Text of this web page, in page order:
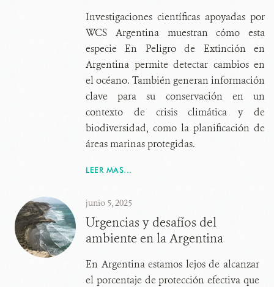
Investigaciones científicas apoyadas por
WCS Argentina muestran cómo esta
especie En Peligro de Extinción en
Argentina permite detectar cambios en
el océano. También generan información
clave para su conservación en un
contexto de crisis climática y de
biodiversidad, como la planificación de
áreas marinas protegidas.
LEER MAS...
junio 5, 2025
Urgencias y desafíos del
ambiente en la Argentina
En Argentina estamos lejos de alcanzar
el porcentaje de protección efectiva que